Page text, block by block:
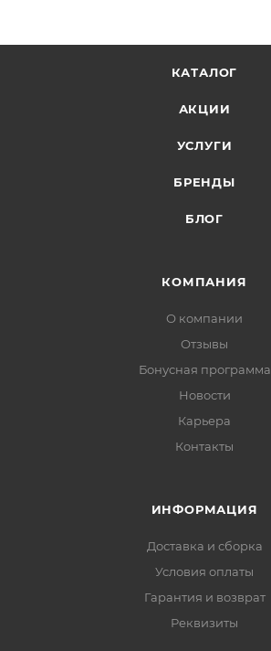
КАТАЛОГ
АКЦИИ
УСЛУГИ
БРЕНДЫ
БЛОГ
КОМПАНИЯ
О компании
Отзывы
Бонусная программа
Новости
Карьера
Контакты
ИНФОРМАЦИЯ
Доставка и сборка
Условия оплаты
Гарантия и возврат
Реквизиты